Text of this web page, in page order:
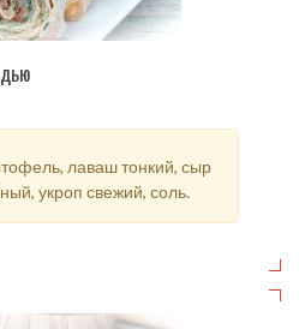
лаваш тонкий, сыр
укроп свежий, соль.